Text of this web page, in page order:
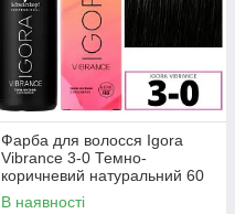
Фарба для волосся Igora
Vibrance 3-0 Темно-
коричневий натуральний 60
мл
В наявності